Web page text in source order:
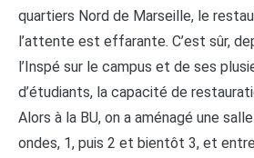
quartiers Nord de Marseille, le restau
l’attente est effarante. C’est sûr,
l’Inspé sur le campus et de ses
d’étudiants, la capacité de
Alors à la BU, on a aménagé une
ondes, 1, puis 2 et bientôt 3, et